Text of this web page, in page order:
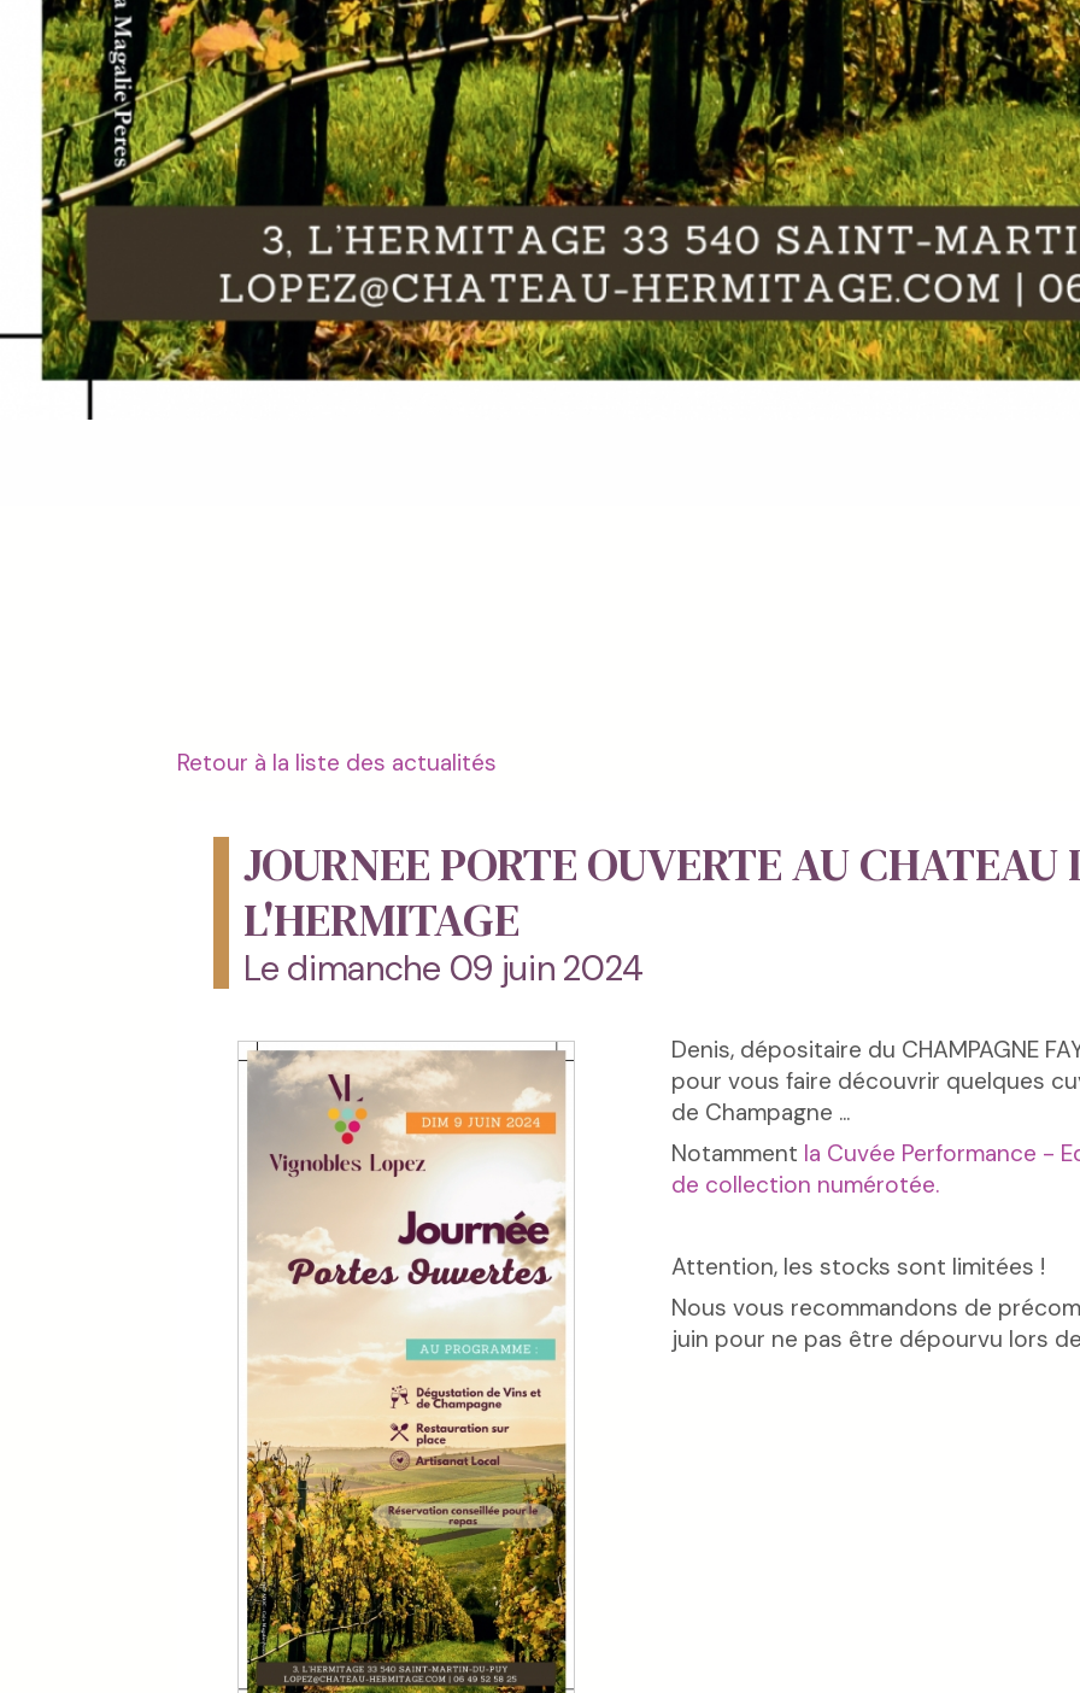
Retour à la liste des actualités
JOURNEE PORTE OUVERTE AU CHATEAU
L'HERMITAGE
Le dimanche 09 juin 2024
Denis, dépositaire du CHAMPAGNE
pour vous faire découvrir quelques
de Champagne ...
Notamment la Cuvée Performance -
de collection numérotée.
Attention, les stocks sont limitées !
Nous vous recommandons de
juin pour ne pas être dépourvu lors